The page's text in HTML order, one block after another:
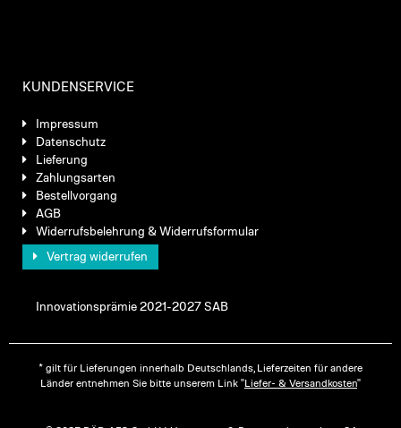
KUNDENSERVICE
Impressum
Datenschutz
Lieferung
Zahlungsarten
Bestellvorgang
AGB
Widerrufsbelehrung & Widerrufsformular
Vertrag widerrufen
Innovationsprämie 2021-2027 SAB
* gilt für Lieferungen innerhalb Deutschlands, Lieferzeiten für andere
Länder entnehmen Sie bitte unserem Link "Liefer- & Versandkosten"